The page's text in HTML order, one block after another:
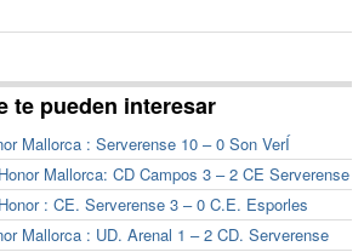
te pueden interesar
Mallorca : Serverense 10 – 0 Son VerÍ
Mallorca: CD Campos 3 – 2 CE Serverense
: CE. Serverense 3 – 0 C.E. Esporles
Mallorca : UD. Arenal 1 – 2 CD. Serverense